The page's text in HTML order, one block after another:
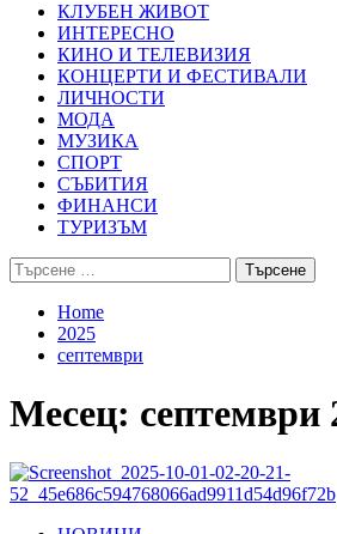
КЛУБЕН ЖИВОТ
ИНТЕРЕСНО
КИНО И ТЕЛЕВИЗИЯ
КОНЦЕРТИ И ФЕСТИВАЛИ
ЛИЧНОСТИ
МОДА
МУЗИКА
СПОРТ
СЪБИТИЯ
ФИНАНСИ
ТУРИЗЪМ
Търсене
за:
Home
2025
септември
Месец: септември